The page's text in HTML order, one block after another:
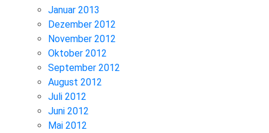
Januar 2013
Dezember 2012
November 2012
Oktober 2012
September 2012
August 2012
Juli 2012
Juni 2012
Mai 2012